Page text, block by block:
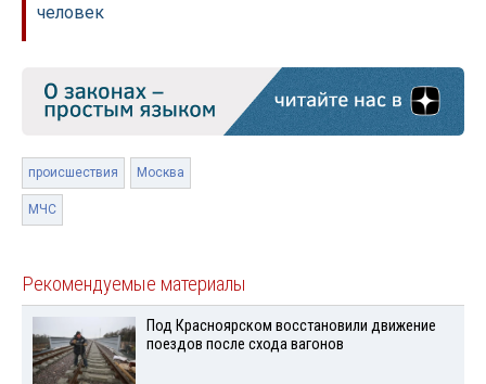
человек
происшествия Москва
МЧС
Рекомендуемые материалы
Под Красноярском восстановили движение
поездов после схода вагонов